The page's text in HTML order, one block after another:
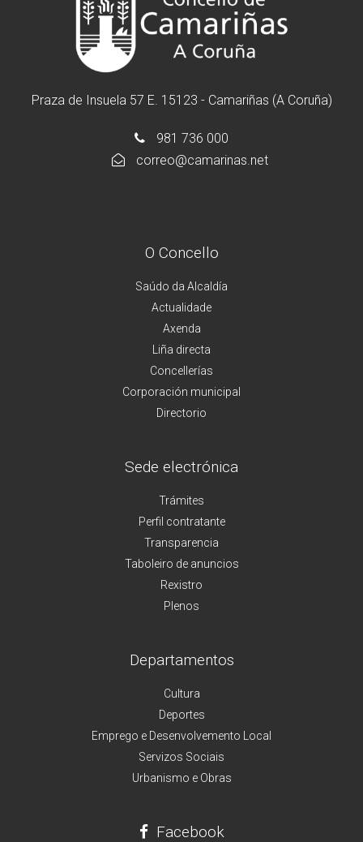
Praza de Insuela 57 E. 15123 - Camariñas (A Coruña)
981 736 000
correo@camarinas.net
O Concello
Saúdo da Alcaldía
Actualidade
Axenda
Liña directa
Concellerías
Corporación municipal
Directorio
Sede electrónica
Trámites
Perfil contratante
Transparencia
Taboleiro de anuncios
Rexistro
Plenos
Departamentos
Cultura
Deportes
Emprego e Desenvolvemento Local
Servizos Sociais
Urbanismo e Obras
Facebook